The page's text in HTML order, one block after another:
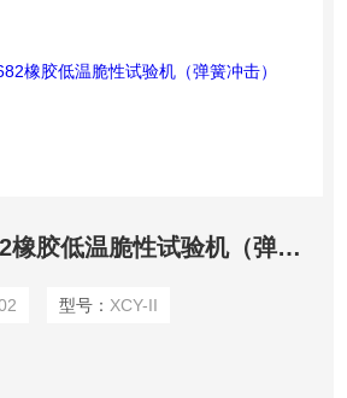
XCY-IIGB/T1682橡胶低温脆性试验机（弹簧冲击）
型号： XCY-II